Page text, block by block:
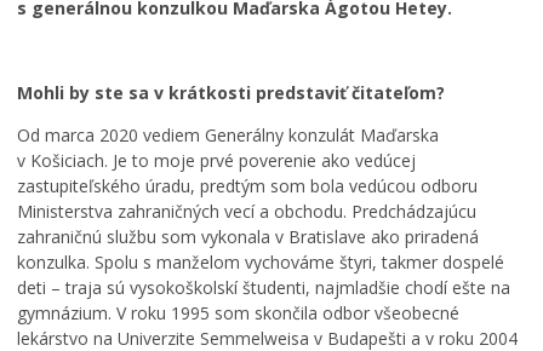
Zdravie
Šport
s generálnou konzulkou Maďarska Ágotou Hetey.
Mohli by ste sa v krátkosti predstaviť čitateľom?
Od marca 2020 vediem Generálny konzulát Maďarska
v Košiciach. Je to moje prvé poverenie ako vedúcej
zastupiteľského úradu, predtým som bola vedúcou odboru
Ministerstva zahraničných vecí a obchodu. Predchádzajúcu
zahraničnú službu som vykonala v Bratislave ako priradená
konzulka. Spolu s manželom vychováme štyri, takmer dospelé
deti – traja sú vysokoškolskí študenti, najmladšie chodí ešte na
gymnázium. V roku 1995 som skončila odbor všeobecné
lekárstvo na Univerzite Semmelweisa v Budapešti a v roku 2004